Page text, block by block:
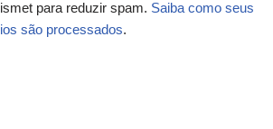
para reduzir spam. Saiba como seus
são processados.